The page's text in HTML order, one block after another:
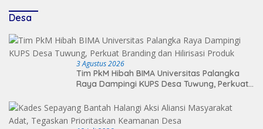
Desa
3 Agustus 2026
Tim PkM Hibah BIMA Universitas Palangka
Raya Dampingi KUPS Desa Tuwung, Perkuat